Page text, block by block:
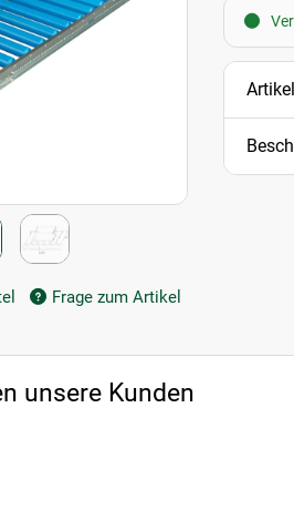
Frage zum Artikel
unsere Kunden